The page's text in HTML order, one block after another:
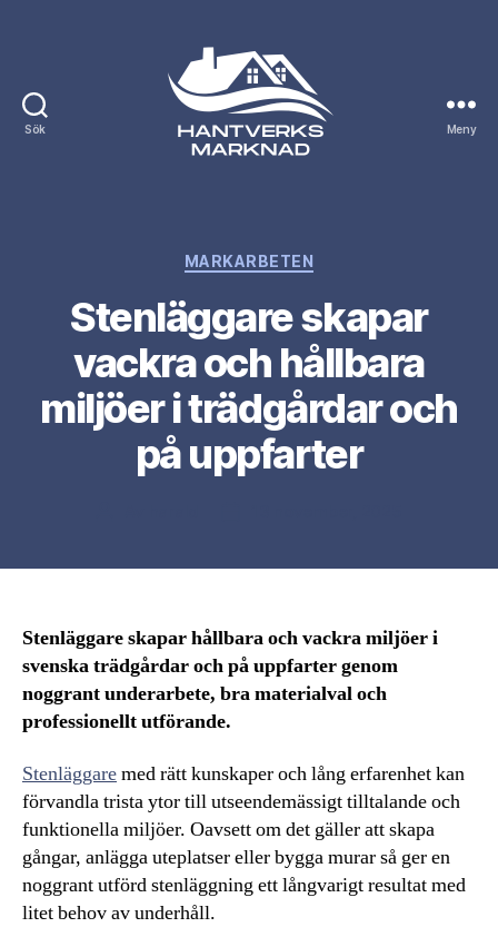
Sök Meny
Kategorier
MARKARBETEN
Stenläggare skapar
vackra och hållbara
miljöer i trädgårdar och
på uppfarter
Stenläggare skapar hållbara och vackra miljöer i
svenska trädgårdar och på uppfarter genom
noggrant underarbete, bra materialval och
professionellt utförande.
Stenläggaremed rätt kunskaper och lång erfarenhet kan
förvandla trista ytor till utseendemässigt tilltalande och
funktionella miljöer. Oavsett om det gäller att skapa
gångar, anlägga uteplatser eller bygga murar så ger en
noggrant utförd stenläggning ett långvarigt resultat med
litet behov av underhåll.